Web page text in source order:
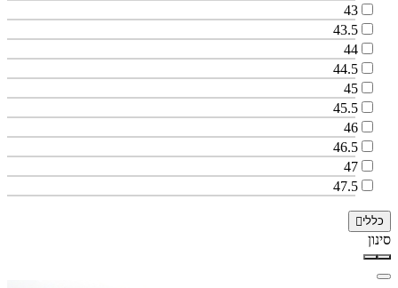
43
43.5
44
44.5
45
45.5
46
46.5
47
47.5
כללי
סינון